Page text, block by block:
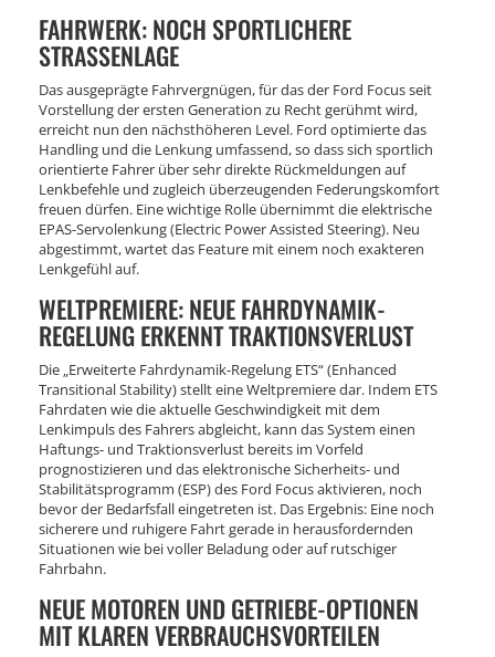
FAHRWERK: NOCH SPORTLICHERE
STRASSENLAGE
Das ausgeprägte Fahrvergnügen, für das der Ford Focus seit
Vorstellung der ersten Generation zu Recht gerühmt wird,
erreicht nun den nächsthöheren Level. Ford optimierte das
Handling und die Lenkung umfassend, so dass sich sportlich
orientierte Fahrer über sehr direkte Rückmeldungen auf
Lenkbefehle und zugleich überzeugenden Federungskomfort
freuen dürfen. Eine wichtige Rolle übernimmt die elektrische
EPAS-Servolenkung (Electric Power Assisted Steering). Neu
abgestimmt, wartet das Feature mit einem noch exakteren
Lenkgefühl auf.
WELTPREMIERE: NEUE FAHRDYNAMIK-
REGELUNG ERKENNT TRAKTIONSVERLUST
Die „Erweiterte Fahrdynamik-Regelung ETS“ (Enhanced
Transitional Stability) stellt eine Weltpremiere dar. Indem ETS
Fahrdaten wie die aktuelle Geschwindigkeit mit dem
Lenkimpuls des Fahrers abgleicht, kann das System einen
Haftungs- und Traktionsverlust bereits im Vorfeld
prognostizieren und das elektronische Sicherheits- und
Stabilitätsprogramm (ESP) des Ford Focus aktivieren, noch
bevor der Bedarfsfall eingetreten ist. Das Ergebnis: Eine noch
sicherere und ruhigere Fahrt gerade in herausfordernden
Situationen wie bei voller Beladung oder auf rutschiger
Fahrbahn.
NEUE MOTOREN UND GETRIEBE-OPTIONEN
MIT KLAREN VERBRAUCHSVORTEILEN